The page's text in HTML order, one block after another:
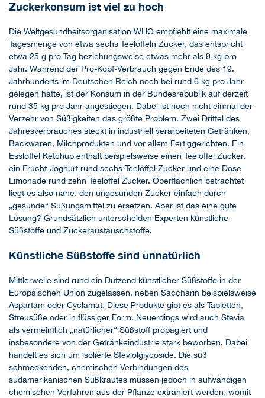
Zuckerkonsum ist viel zu hoch
Die Weltgesundheitsorganisation WHO empfiehlt eine maximale
Tagesmenge von etwa sechs Teelöffeln Zucker, das entspricht
etwa 25 g pro Tag beziehungsweise etwas mehr als 9 kg pro
Jahr. Während der Pro-Kopf-Verbrauch gegen Ende des 19.
Jahrhunderts im Deutschen Reich noch bei rund 6 kg pro Jahr
gelegen hatte, ist der Konsum in der Bundesrepublik auf derzeit
rund 35 kg pro Jahr angestiegen. Dabei ist noch nicht einmal der
Verzehr von Süßigkeiten das größte Problem. Zwei Drittel des
Jahresverbrauches steckt in industriell verarbeiteten Getränken,
Backwaren, Milchprodukten und vor allem Fertiggerichten. Ein
Esslöffel Ketchup enthält beispielsweise einen Teelöffel Zucker,
ein Frucht-Joghurt rund sechs Teelöffel Zucker und eine Dose
Limonade rund zehn Teelöffel Zucker. Oberflächlich betrachtet
liegt es also nahe, den ungesunden Zucker einfach durch
„gesunde“ Süßungsmittel zu ersetzen. Aber ist das eine gute
Lösung? Grundsätzlich unterscheiden Experten künstliche
Süßstoffe und Zuckeraustauschstoffe.
Künstliche Süßstoffe sind unnatürlich
Mittlerweile sind rund ein Dutzend künstlicher Süßstoffe in der
Europäischen Union zugelassen, neben Saccharin beispielsweise
Aspartam oder Cyclamat. Diese Produkte gibt es als Tabletten,
Streusüße oder in flüssiger Form. Neuerdings wird auch Stevia
als vermeintlich „natürlicher“ Süßstoff propagiert und
insbesondere von der Getränkeindustrie stark beworben. Dabei
handelt es sich um isolierte Steviolglycoside. Die süß
schmeckenden, chemischen Verbindungen des
südamerikanischen Süßkrautes müssen jedoch in aufwändigen
chemischen Verfahren aus der Pflanze extrahiert werden, womit